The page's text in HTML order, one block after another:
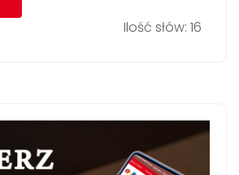
Ilość słów: 16